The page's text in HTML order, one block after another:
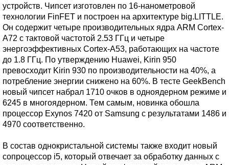
устройств. Чипсет изготовлен по 16-нанометровой
технологии FinFET и построен на архитектуре big.LITTLE.
Он содержит четыре производительных ядра ARM Cortex-
A72 с тактовой частотой 2.53 ГГц и четыре
энергоэффективных Cortex-A53, работающих на частоте
до 1.8 ГГц. По утверждению Huawei, Kirin 950
превосходит Kirin 930 по производительности на 40%, а
потребление энергии снижено на 60%. В тесте GeekBench
новый чипсет набрал 1710 очков в одноядерном режиме и
6245 в многоядерном. Тем самым, новинка обошла
процессор Exynos 7420 от Samsung с результатами 1486 и
4970 соответственно.
В состав однокристальной системы также входит новый
сопроцессор i5, который отвечает за обработку данных с